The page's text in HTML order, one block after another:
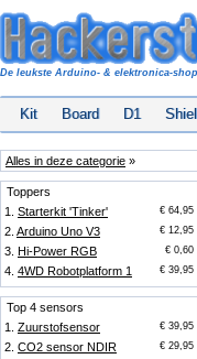
De leukste Arduino- & elektronica-shop
Kit Board D1
Alles in deze categorie »
Toppers
1. Starterkit 'Tinker' € 64,95
2. Arduino Uno V3 € 12,95
3. Hi-Power RGB € 0,60
4. 4WD Robotplatform 1 € 39,95
Top 4 sensors
1. Zuurstofsensor € 39,95
2. CO2 sensor NDIR € 29,95